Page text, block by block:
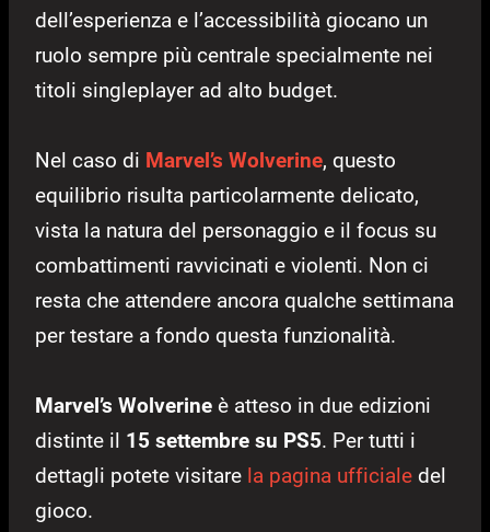
dell’esperienza e l’accessibilità giocano un
ruolo sempre più centrale specialmente nei
titoli singleplayer ad alto budget.
Nel caso di Marvel’s Wolverine, questo
equilibrio risulta particolarmente delicato,
vista la natura del personaggio e il focus su
combattimenti ravvicinati e violenti. Non ci
resta che attendere ancora qualche settimana
per testare a fondo questa funzionalità.
Marvel’s Wolverine è atteso in due edizioni
distinte il 15 settembre su PS5. Per tutti i
dettagli potete visitare la pagina ufficiale del
gioco.